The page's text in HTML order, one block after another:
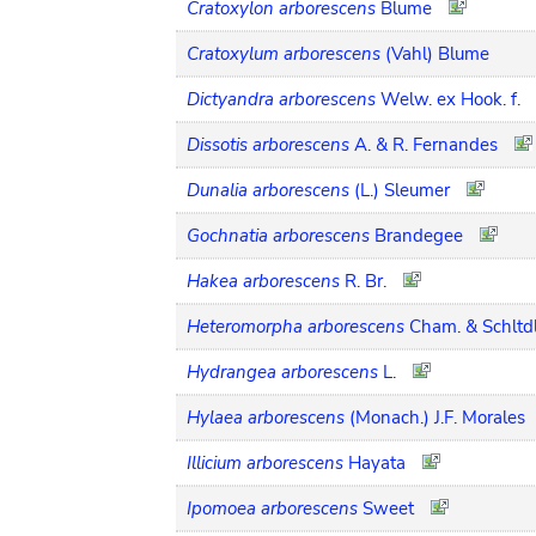
Cratoxylon arborescens Blume
Cratoxylum arborescens (Vahl) Blume
Dictyandra arborescens Welw. ex Hook. f.
Dissotis arborescens A. & R. Fernandes
Dunalia arborescens (L.) Sleumer
Gochnatia arborescens Brandegee
Hakea arborescens R. Br.
Heteromorpha arborescens Cham. &
Hydrangea arborescens L.
Hylaea arborescens (Monach.) J.F. Morales
Illicium arborescens Hayata
Ipomoea arborescens Sweet